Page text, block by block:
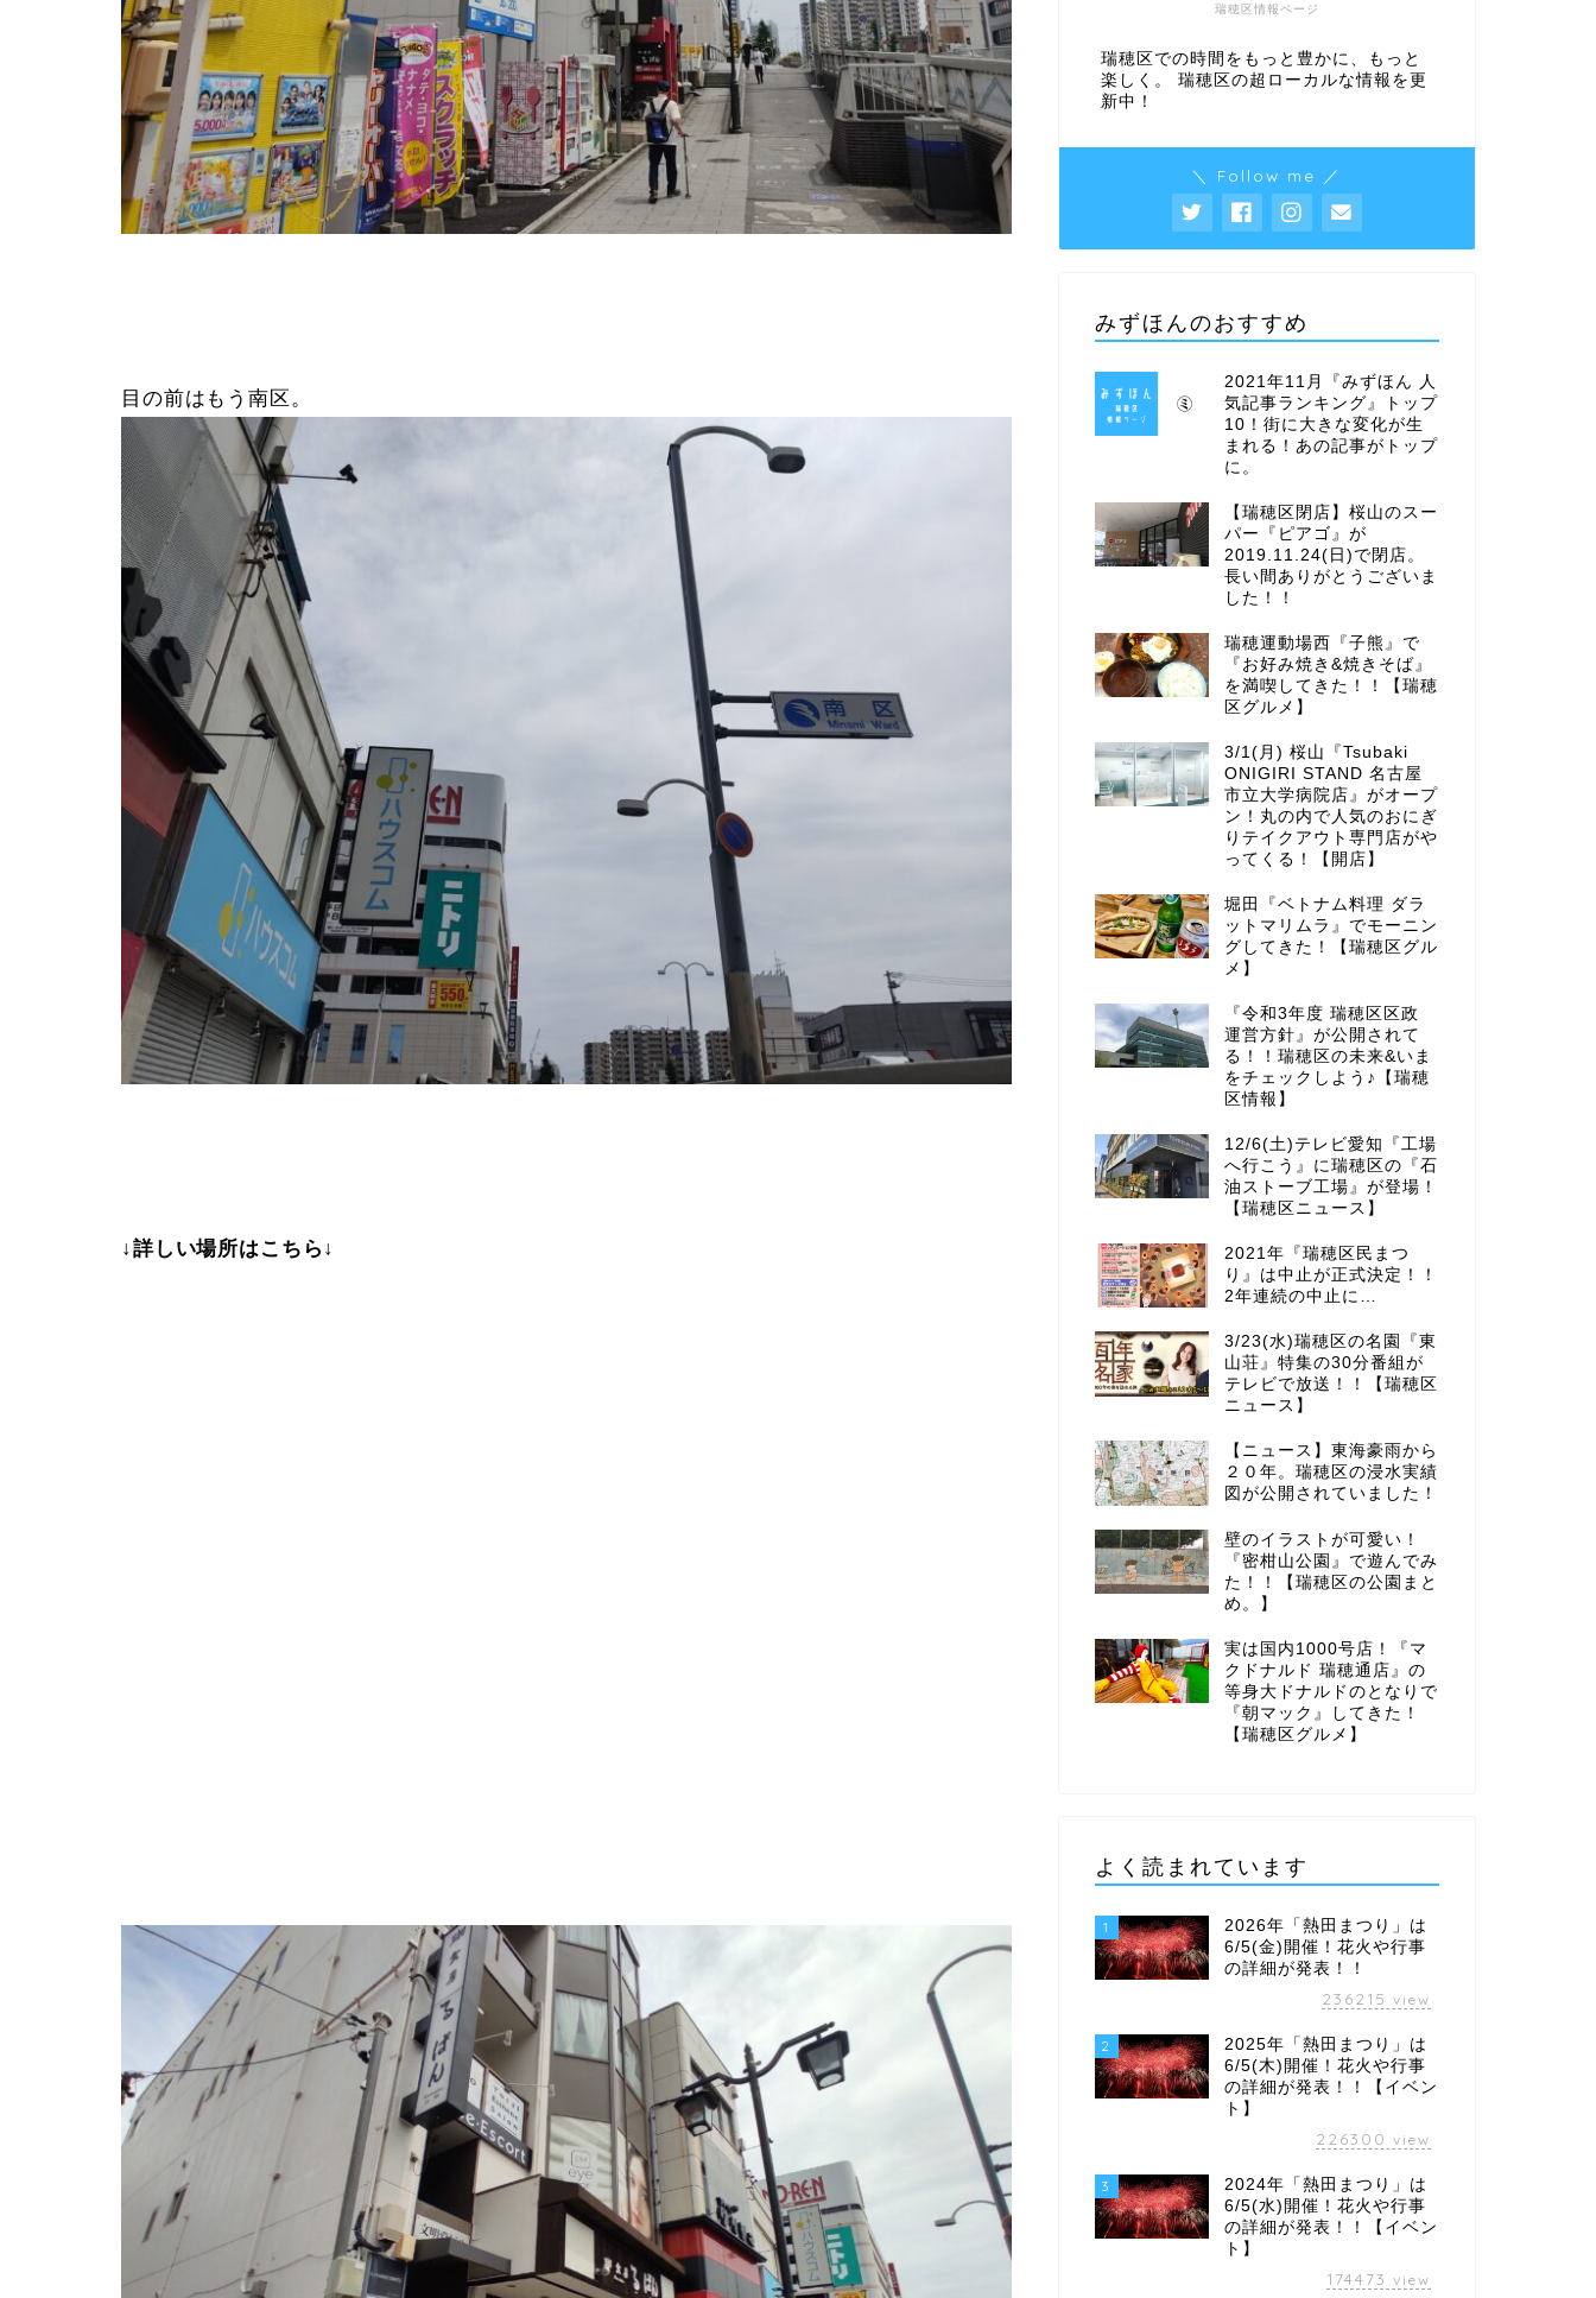
目の前はもう南区。
↓詳しい場所はこちら↓
瑞穂区情報ページ
瑞穂区での時間をもっと豊かに、もっと
楽しく。 瑞穂区の超ローカルな情報を更
新中！
＼ Follow me ／
みずほんのおすすめ
2021年11月『みずほん 人
気記事ランキング』トップ
10！街に大きな変化が生
まれる！あの記事がトップ
に。
【瑞穂区閉店】桜山のスー
パー『ピアゴ』が
2019.11.24(日)で閉店。
長い間ありがとうございま
した！！
瑞穂運動場西『子熊』で
『お好み焼き&焼きそば』
を満喫してきた！！【瑞穂
区グルメ】
3/1(月) 桜山『Tsubaki
ONIGIRI STAND 名古屋
市立大学病院店』がオープ
ン！丸の内で人気のおにぎ
りテイクアウト専門店がや
ってくる！【開店】
堀田『ベトナム料理 ダラ
ットマリムラ』でモーニン
グしてきた！【瑞穂区グル
メ】
『令和3年度 瑞穂区区政
運営方針』が公開されて
る！！瑞穂区の未来&いま
をチェックしよう♪【瑞穂
区情報】
12/6(土)テレビ愛知『工場
へ行こう』に瑞穂区の『石
油ストーブ工場』が登場！
【瑞穂区ニュース】
2021年『瑞穂区民まつ
り』は中止が正式決定！！
2年連続の中止に…
3/23(水)瑞穂区の名園『東
山荘』特集の30分番組が
テレビで放送！！【瑞穂区
ニュース】
【ニュース】東海豪雨から
２０年。瑞穂区の浸水実績
図が公開されていました！
壁のイラストが可愛い！
『密柑山公園』で遊んでみ
た！！【瑞穂区の公園まと
め。】
実は国内1000号店！『マ
クドナルド 瑞穂通店』の
等身大ドナルドのとなりで
『朝マック』してきた！
【瑞穂区グルメ】
よく読まれています
1
2026年「熱田まつり」は
6/5(金)開催！花火や行事
の詳細が発表！！
236215 view
2
2025年「熱田まつり」は
6/5(木)開催！花火や行事
の詳細が発表！！【イベン
ト】
226300 view
3
2024年「熱田まつり」は
6/5(水)開催！花火や行事
の詳細が発表！！【イベン
ト】
174473 view